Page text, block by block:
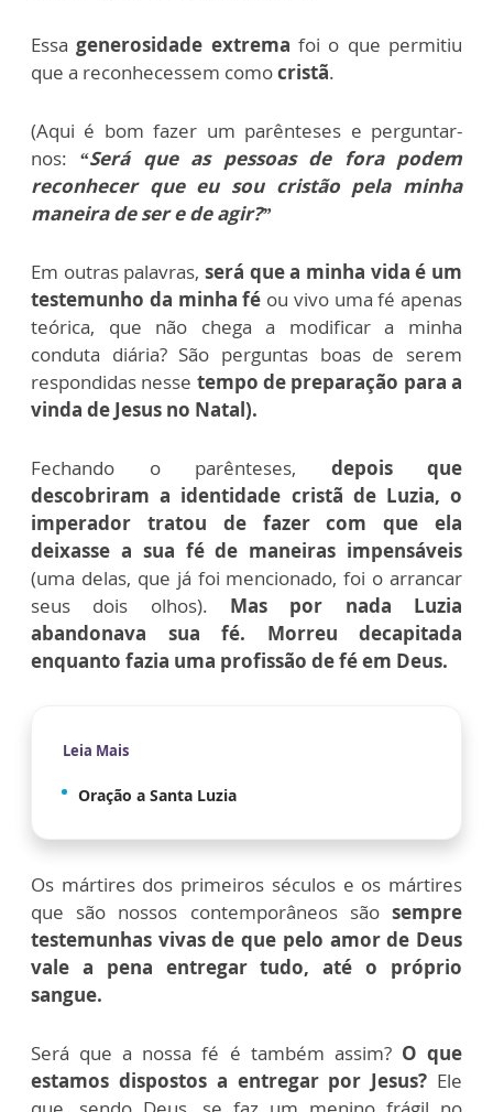
Essagenerosidade extrema foi o que permitiu
que a reconhecessem comocristã.
(Aqui é bom fazer um parênteses e perguntar-
nos: “Será que as pessoas de fora podem
reconhecer que eu sou cristão pela minha
maneira de ser e de agir?”
Em outras palavras, será que a minha vida é um
testemunho da minha fé ou vivo uma fé apenas
teórica, que não chega a modificar a minha
conduta diária? São perguntas boas de serem
respondidas nesse tempo de preparação para a
vinda de Jesus no Natal).
Fechando o parênteses, depois que
descobriram a identidade cristã de Luzia, o
imperador tratou de fazer com que ela
deixasse a sua fé de maneiras impensáveis
(uma delas, que já foi mencionado, foi o arrancar
seus dois olhos). Mas por nada Luzia
abandonava sua fé. Morreu decapitada
enquanto fazia uma profissão de fé em Deus.
Leia Mais
Oração a Santa Luzia
Os mártires dos primeiros séculos e os mártires
que são nossos contemporâneos sãosempre
testemunhas vivas de que pelo amor de Deus
vale a pena entregar tudo, até o próprio
sangue.
Será que a nossa fé é também assim? O que
estamos dispostos a entregar por Jesus? Ele